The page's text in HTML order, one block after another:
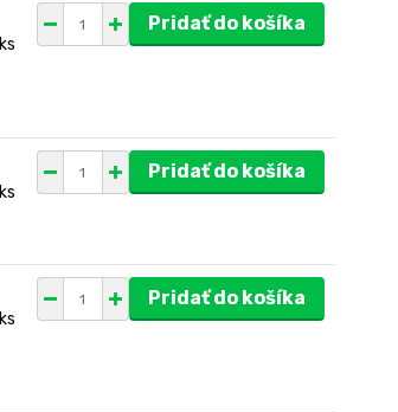
ks
Pridať do košíka
ks
Pridať do košíka
ks
Pridať do košíka